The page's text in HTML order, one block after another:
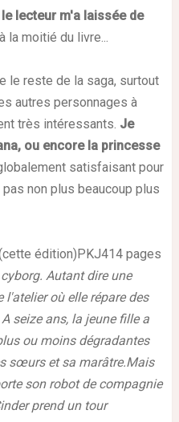
lecteur m'a laissée de
moitié du livre...
le reste de la saga, surtout
autres personnages à
très intéressants. Je
ou encore la princesse
satisfaisant pour
non plus beaucoup plus
édition)PKJ414 pages
Autant dire une
l'atelier où elle répare des
seize ans, la jeune fille a
ou moins dégradantes
sœurs et sa marâtre.Mais
son robot de compagnie
prend un tour